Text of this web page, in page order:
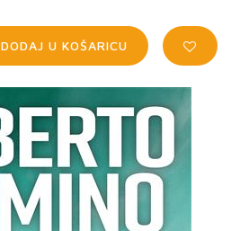
DODAJ U KOŠARICU